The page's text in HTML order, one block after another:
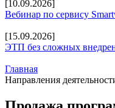
[10.09.2026]
Вебинар по сервису
[15.09.2026]
ЭТП без сложных
Главная
Направления